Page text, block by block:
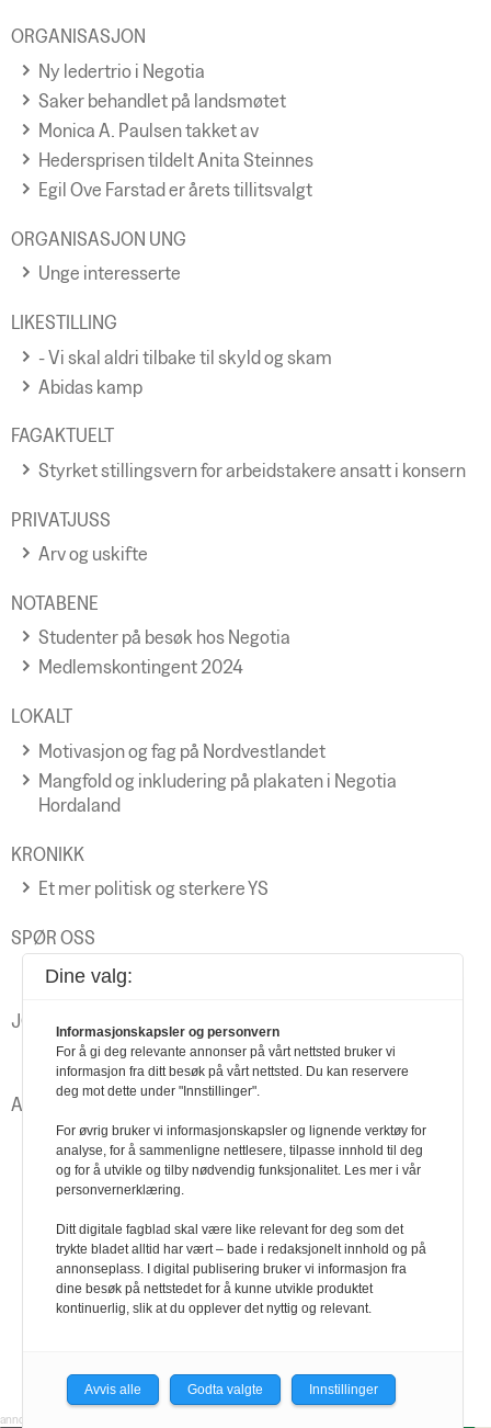
ORGANISASJON
Ny ledertrio i Negotia
Saker behandlet på landsmøtet
Monica A. Paulsen takket av
Hedersprisen tildelt Anita Steinnes
Egil Ove Farstad er årets tillitsvalgt
ORGANISASJON UNG
Unge interesserte
LIKESTILLING
- Vi skal aldri tilbake til skyld og skam
Abidas kamp
FAGAKTUELT
Styrket stillingsvern for arbeidstakere ansatt i konsern
PRIVATJUSS
Arv og uskifte
NOTABENE
Studenter på besøk hos Negotia
Medlemskontingent 2024
LOKALT
Motivasjon og fag på Nordvestlandet
Mangfold og inkludering på plakaten i Negotia
Hordaland
KRONIKK
Et mer politisk og sterkere YS
SPØR OSS
Negotias rådgivere og advokater svarer
JOBBEN MIN
Gjenoppretter kontakt mellom familiemedlemmer
ANNONSER
Nordea
Gjensidige
Dine valg:
Informasjonskapsler og personvern
For å gi deg relevante annonser på vårt nettsted bruker vi
informasjon fra ditt besøk på vårt nettsted. Du kan reservere
deg mot dette under "Innstillinger".
For øvrig bruker vi informasjonskapsler og lignende verktøy for
analyse, for å sammenligne nettlesere, tilpasse innhold til deg
og for å utvikle og tilby nødvendig funksjonalitet. Les mer i vår
personvernerklæring.
Ditt digitale fagblad skal være like relevant for deg som det
trykte bladet alltid har vært – bade i redaksjonelt innhold og på
annonseplass. I digital publisering bruker vi informasjon fra
dine besøk på nettstedet for å kunne utvikle produktet
kontinuerlig, slik at du opplever det nyttig og relevant.
Avvis alle Godta valgte Innstillinger